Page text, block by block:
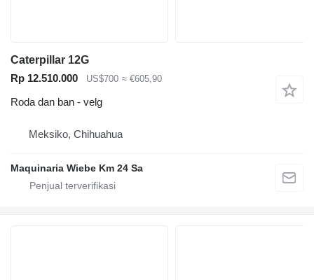
Caterpillar 12G
Rp 12.510.000
US$700 ≈ €605,90
Roda dan ban - velg
Meksiko, Chihuahua
Maquinaria Wiebe Km 24 Sa